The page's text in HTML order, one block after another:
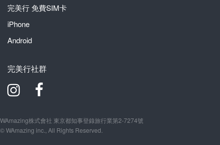
完美行免費SIM卡
iPhone
Android
完美行社群
WAmazing株式會社 東京都知事登錄旅行業第2-7274號
© WAmazing inc., All Rights Reserved.